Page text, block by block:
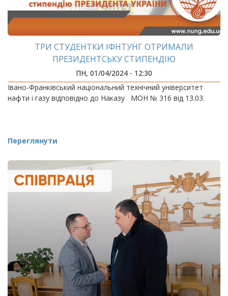
ТРИ СТУДЕНТКИ ІФНТУНГ ОТРИМАЛИ
ПРЕЗИДЕНТСЬКУ СТИПЕНДІЮ
ПН, 01/04/2024 - 12:30
Івано-Франківський національний технічний університет
нафти і газу відповідно до Наказу МОН № 316 від 13.03.
Переглянути